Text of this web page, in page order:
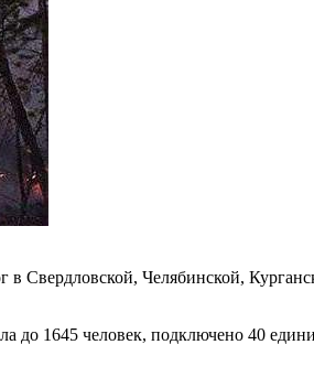
Свердловской, Челябинской,
до 1645 человек, подключено 40